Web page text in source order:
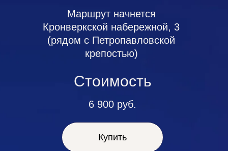
Маршрут начнется
Кронверкской набережной, 3
(рядом с Петропавловской
крепостью)
6 900 руб.
Стоимость
Купить